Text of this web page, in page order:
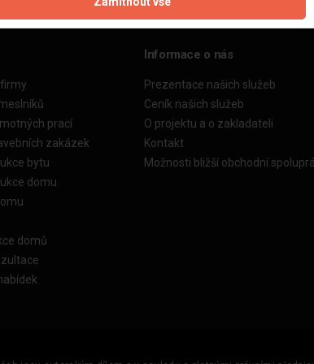
prací
zakázek
bytu
domu
domů
Informace o nás
Prezentace našich služeb
Ceník našich služeb
O projektu a o zakladateli
Kontakt
Možnosti bližší obchodní